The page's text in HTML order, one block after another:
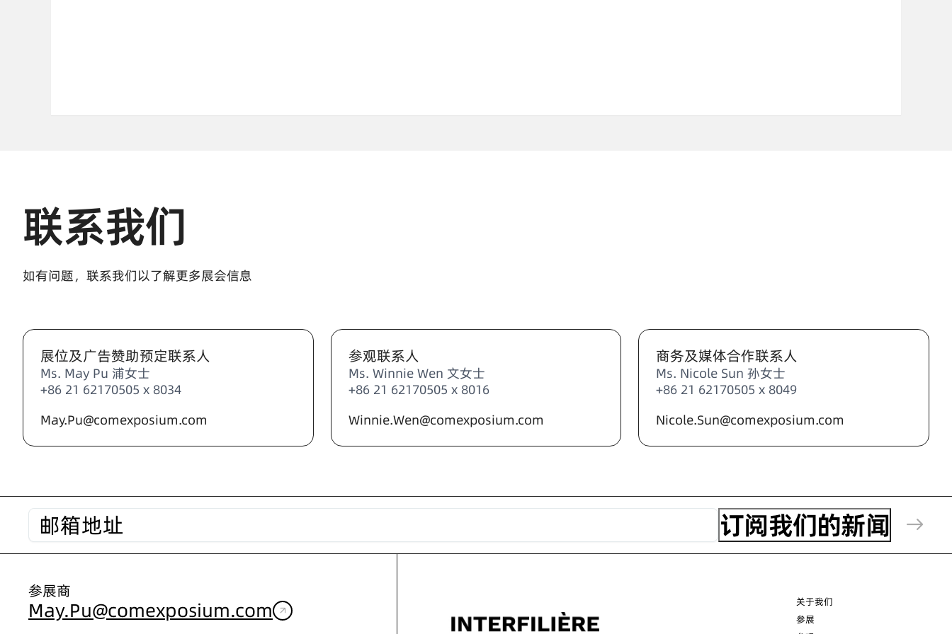
联系我们
如有问题，联系我们以了解更多展会信息
展位及广告赞助预定联系人
Ms. May Pu 浦女士
+86 21 62170505 x 8034
May.Pu@comexposium.com
参观联系人
Ms. Winnie Wen 文女士
+86 21 62170505 x 8016
Winnie.Wen@comexposium.com
商务及媒体合作联系人
Ms. Nicole Sun 孙女士
+86 21 62170505 x 8049
Nicole.Sun@comexposium.com
参展商
May.Pu@comexposium.com
关于我们
参展